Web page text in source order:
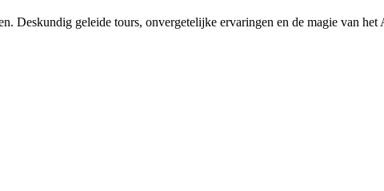
Deskundig geleide tours, onvergetelijke ervaringen en de magie van het